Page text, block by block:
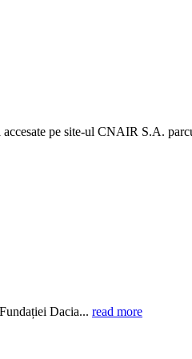
pe site-ul CNAIR S.A.
Dacia... read more